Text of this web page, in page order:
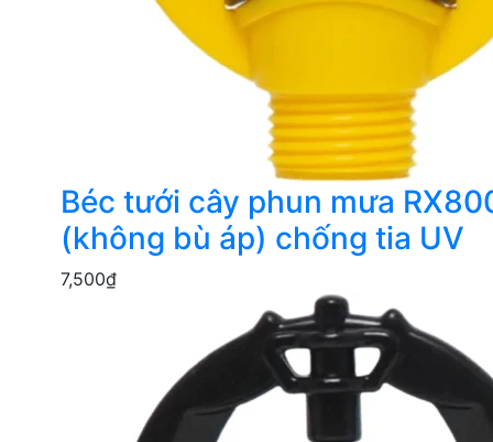
Béc tưới cây phun mưa
(không bù áp) chống tia UV
7,500₫